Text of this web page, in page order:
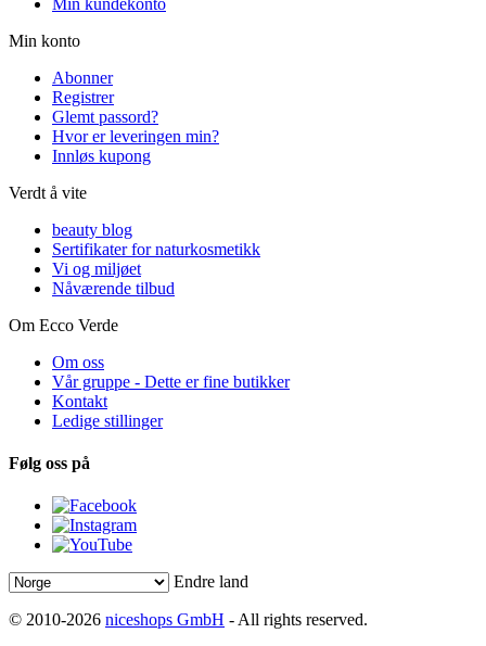
Min konto
Abonner
Registrer
Glemt passord?
Hvor er leveringen min?
Innløs kupong
Verdt å vite
beauty blog
Sertifikater for naturkosmetikk
Vi og miljøet
Nåværende tilbud
Om Ecco Verde
Om oss
Vår gruppe - Dette er fine butikker
Kontakt
Ledige stillinger
Følg oss på
Endre land
© 2010-2026 niceshops GmbH - All rights reserved.